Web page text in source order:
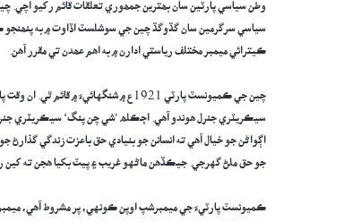
وطن سياسي پارٽين سان بھترين جمھوري تعلقات قائم رکيو اچي.
سياسي سرگرمين سان گڏوگڏ چين جي سوشلسٽ اڏاوت ۾ به پنھنجو
ڪيترائي ميمبر مختلف رياستي ادارن ۾ به اهم عھدن تي مقرر آهن.
سيڪريٽري جنرل هوندو آهي. اڄڪلھ ’شي چن پنگ‘ سيڪريٽري
اڳواڻن جو خيال آهي ته انسانن جو بنيادي حق باعزت زندگي
جو حق ملڻ گهرجي. جيڪڏهن ماڻهو غريب ۽ پيٽ بکيا هجن ته کين
ڪميونسٽ پارٽيءَ جي ميمبرشپ اوپن ڪونهي، پر مشروط آهي،